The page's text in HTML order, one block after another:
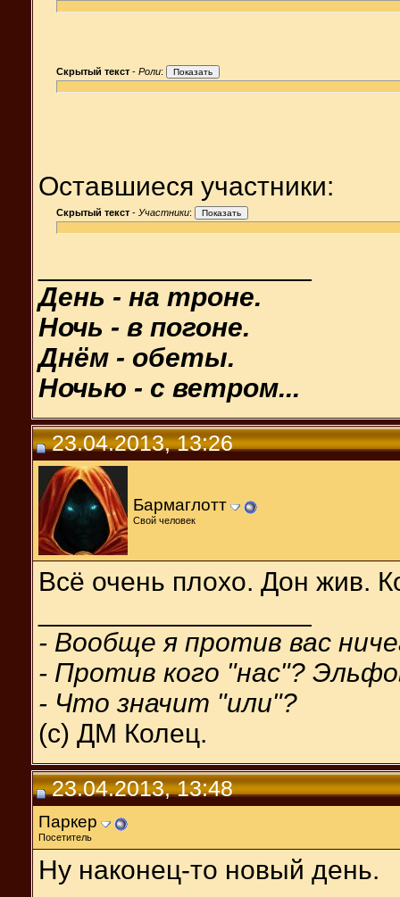
Скрытый текст - Роли:
Оставшиеся участники:
Скрытый текст - Участники:
День - на троне.
Ночь - в погоне.
Днём - обеты.
Ночью - с ветром...
23.04.2013, 13:26
Бармаглотт
Свой человек
Всё очень плохо. Дон жив.
- Вообще я против вас
- Против кого "нас"?
- Что значит "или"?
(с) ДМ Колец.
23.04.2013, 13:48
Паркер
Посетитель
Ну наконец-то новый день.